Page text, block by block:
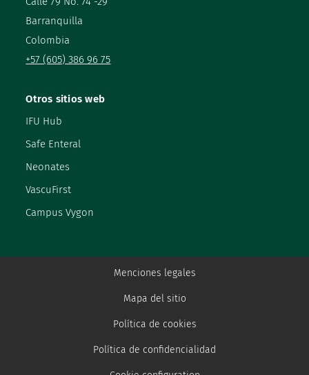
Barranquilla
Colombia
+57 (605) 386 96 75
Otros sitios web
IFU Hub
Safe Enteral
Neonates
VascuFirst
Campus Vygon
Menciones legales
Mapa del sitio
Política de cookies
Política de confidencialidad